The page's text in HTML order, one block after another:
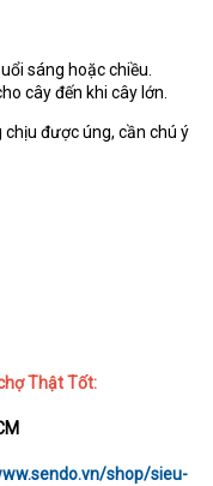
sáng hoặc chiều.
cây đến khi cây lớn.
được úng, cần chú ý
Thật Tốt:
shop/sieu-